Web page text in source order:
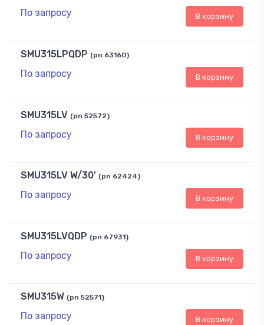
По запросу В корзину
SMU315LPQDP (pn 63160)
По запросу В корзину
SMU315LV (pn 52572)
По запросу В корзину
SMU315LV W/30' (pn 62424)
По запросу В корзину
SMU315LVQDP (pn 67931)
По запросу В корзину
SMU315W (pn 52571)
По запросу В корзину